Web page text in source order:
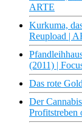
ARTE
Kurkuma,
Reupload |
(2011) |
Das rote
Der
Profitstreben